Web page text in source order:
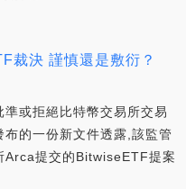
裁決 謹慎還是敷衍？
或拒絕比特幣交易所交易
的一份新文件透露,該監管
Arca提交的BitwiseETF提案